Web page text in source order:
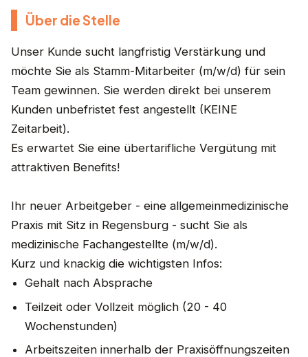
Über die Stelle
Unser Kunde sucht langfristig Verstärkung und
möchte Sie als Stamm-Mitarbeiter (m/w/d) für sein
Team gewinnen. Sie werden direkt bei unserem
Kunden unbefristet fest angestellt (KEINE
Zeitarbeit).
Es erwartet Sie eine übertarifliche Vergütung mit
attraktiven Benefits!
Ihr neuer Arbeitgeber - eine allgemeinmedizinische
Praxis mit Sitz in Regensburg - sucht Sie als
medizinische Fachangestellte (m/w/d).
Kurz und knackig die wichtigsten Infos:
Gehalt nach Absprache
Teilzeit oder Vollzeit möglich (20 - 40
Wochenstunden)
Arbeitszeiten innerhalb der Praxisöffnungszeiten